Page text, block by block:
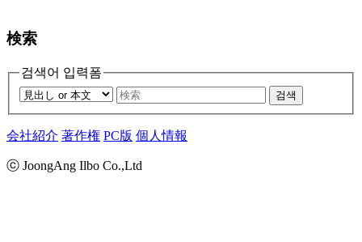
検索
검색어 입력폼
검색
会社紹介 著作権 PC版 個人情報
ⓒ JoongAng Ilbo Co.,Ltd